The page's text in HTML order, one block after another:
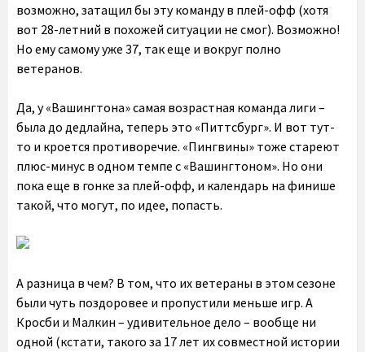
возможно, затащил бы эту команду в плей-офф (хотя
вот 28-летний в похожей ситуации не смог). Возможно!
Но ему самому уже 37, так еще и вокруг полно
ветеранов.
Да, у «Вашингтона» самая возрастная команда лиги –
была до дедлайна, теперь это «Питтсбург». И вот тут-
то и кроется противоречие. «Пингвины» тоже стареют
плюс-минус в одном темпе с «Вашингтоном». Но они
пока еще в гонке за плей-офф, и календарь на финише
такой, что могут, по идее, попасть.
А разница в чем? В том, что их ветераны в этом сезоне
были чуть поздоровее и пропустили меньше игр. А
Кросби и Малкин – удивительное дело – вообще ни
одной (кстати, такого за 17 лет их совместной истории